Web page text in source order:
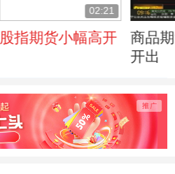
02:21
股指期货小幅高开
商品
开出